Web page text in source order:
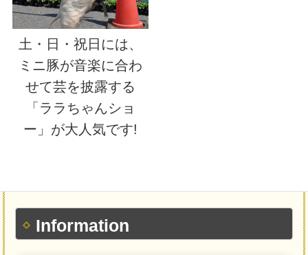
土・日・祝日には、
ミニ豚が音楽に合わ
せて芸を披露する
「ララちゃんショ
ー」が大人気です!
Information